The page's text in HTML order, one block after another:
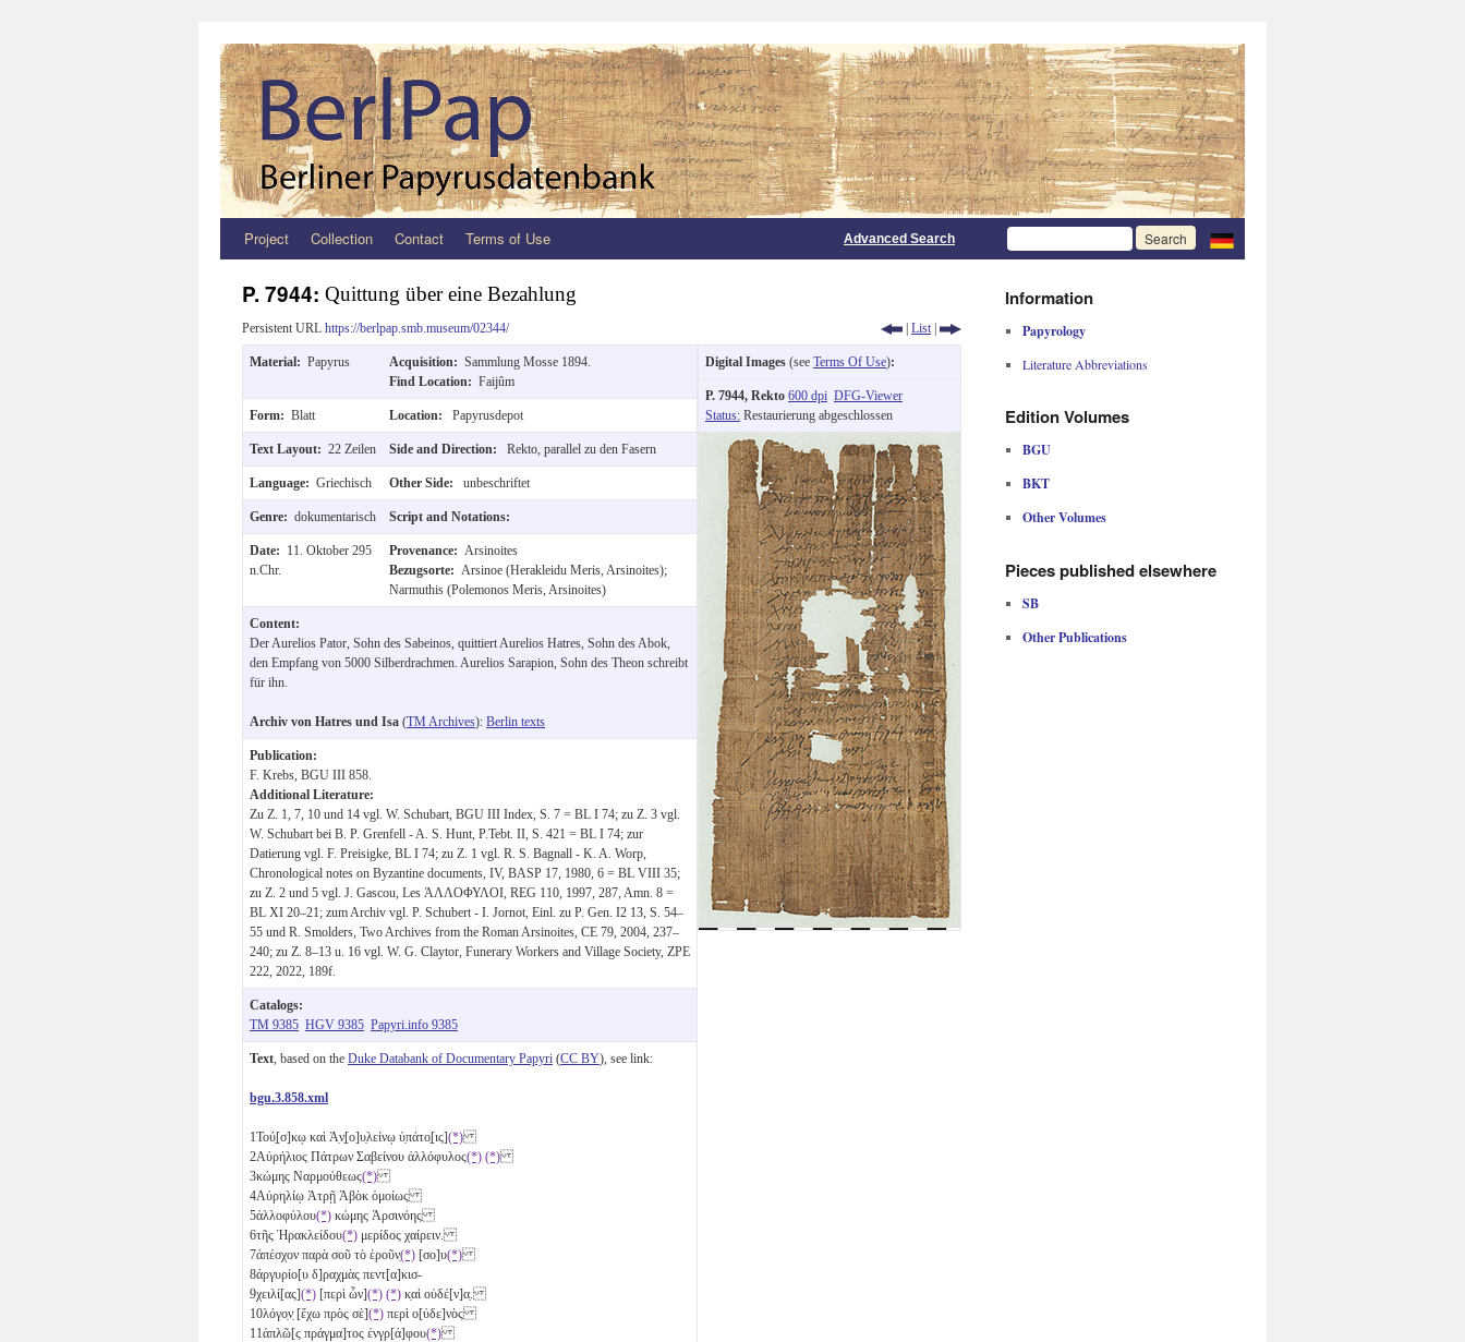
Zum
springen
Project Collection Contact Terms of Use Advanced Search
P. 7944: Quittung über eine Bezahlung
Persistent URL https://berlpap.smb.museum/02344/ | List |
Material: Papyrus Acquisition: Sammlung Mosse 1894.
Find Location: Faijûm
Form: Blatt Location: Papyrusdepot
Text Layout: 22 Zeilen Side and Direction: Rekto, parallel zu den Fasern
Language: Griechisch Other Side: unbeschriftet
Genre: dokumentarisch Script and Notations:
Date: 11. Oktober 295
n.Chr.
Provenance: Arsinoites
Bezugsorte: Arsinoe (Herakleidu Meris, Arsinoites);
Narmuthis (Polemonos Meris, Arsinoites)
Content:
Der Aurelios Pator, Sohn des Sabeinos, quittiert Aurelios Hatres, Sohn des Abok,
den Empfang von 5000 Silberdrachmen. Aurelios Sarapion, Sohn des Theon schreibt
für ihn.
Archiv von Hatres und Isa (TM Archives): Berlin texts
Publication:
F. Krebs, BGU III 858.
Additional Literature:
Zu Z. 1, 7, 10 und 14 vgl. W. Schubart, BGU III Index, S. 7 = BL I 74; zu Z. 3 vgl.
W. Schubart bei B. P. Grenfell - A. S. Hunt, P.Tebt. II, S. 421 = BL I 74; zur
Datierung vgl. F. Preisigke, BL I 74; zu Z. 1 vgl. R. S. Bagnall - K. A. Worp,
Chronological notes on Byzantine documents, IV, BASP 17, 1980, 6 = BL VIII 35;
zu Z. 2 und 5 vgl. J. Gascou, Les ἈΛΛΟΦΥΛΟΙ, REG 110, 1997, 287, Amn. 8 =
BL XI 20–21; zum Archiv vgl. P. Schubert - I. Jornot, Einl. zu P. Gen. I2 13, S. 54–
55 und R. Smolders, Two Archives from the Roman Arsinoites, CE 79, 2004, 237–
240; zu Z. 8–13 u. 16 vgl. W. G. Claytor, Funerary Workers and Village Society, ZPE
222, 2022, 189f.
Catalogs:
TM 9385 HGV 9385 Papyri.info 9385
Text , based on the Duke Databank of Documentary Papyri (CC BY), see link:
bgu.3.858.xml
1Τού̣[σ]κῳ καὶ Ἀ̣ν̣[ο]υ̣λείνῳ ὑ̣πάτο̣[ις](*)
2Αὐρήλιος Πάτρων Σαβείνου ἀλλόφυλος(*) (*)
3κώμης Ναρμούθεως(*)
4Αὐρηλίῳ Ἁτρῇ Ἀβὸκ ὁμοίως
5ἀλλοφύλου(*) κώμης Ἀρσινόης
6τῆς Ἡρακλείδου(*) μερίδος χαίρειν.
7ἀπέσχον παρὰ σοῦ τὸ ἑροῦν̣(*) [σο]υ(*)
8ἀργυρίο[υ δ]ραχμὰς πεντ[α]κισ-
9χειλί[ας](*) [περὶ ὧν](*) (*) κ̣αὶ οὐδέ[ν]α̣.
10λόγο̣ν̣ [ἔχω πρὸς σὲ](*) περὶ ο[ὐδε]νὸς
11ἁπλῶ[ς πράγμα]τος ἐνγρ[ά]φου(*)
Digital Images (see Terms Of Use):
P. 7944, Rekto 600 dpi DFG-Viewer
Status: Restaurierung abgeschlossen
Information
Papyrology
Literature Abbreviations
Edition Volumes
BGU
BKT
Other Volumes
Pieces published elsewhere
SB
Other Publications